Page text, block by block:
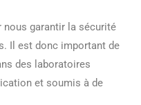
garantir la sécurité
Il est donc important de
des laboratoires
et soumis à de